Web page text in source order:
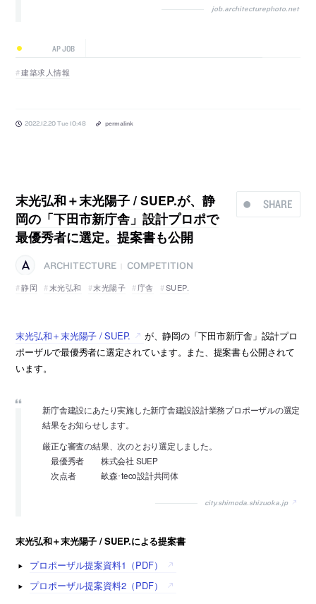
job.architecturephoto.net
AP JOB
建築求人情報
2022.12.20 Tue 10:48 permalink
SHARE
末光弘和＋末光陽子 / SUEP.が、静
岡の「下田市新庁舎」設計プロポで
最優秀者に選定。提案書も公開
ARCHITECTURE
COMPETITION
静岡
末光弘和 末光陽子 庁舎 SUEP.
末光弘和＋末光陽子 / SUEP.
が、静岡の「下田市新庁舎」設計プロ
ポーザルで最優秀者に選定されています。また、提案書も公開されて
います。
新庁舎建設にあたり実施した新庁舎建設設計業務プロポーザルの選定
結果をお知らせします。
厳正な審査の結果、次のとおり選定しました。
最優秀者 株式会社 SUEP
次点者 畝森･teco設計共同体
city.shimoda.shizuoka.jp
末光弘和＋末光陽子 / SUEP.による提案書
プロポーザル提案資料1（PDF）
プロポーザル提案資料2（PDF）